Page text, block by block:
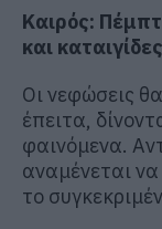
Καιρός:
και καταιγίδες
Οι νεφώσεις
έπειτα,
φαινόμενα.
αναμένεται
το